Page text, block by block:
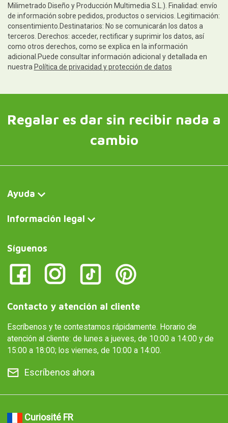
Milimetrado Diseño y Producción Multimedia S.L.). Finalidad: envío
de información sobre pedidos, productos o servicios. Legitimación:
consentimiento.Destinatarios: No se comunicarán los datos a
terceros. Derechos: acceder, rectificar y suprimir los datos, así
como otros derechos, como se explica en la información
adicional.Puede consultar información adicional y detallada en
nuestra Política de privacidad y protección de datos
Regalar es dar sin recibir nada a
cambio
Ayuda
Información legal
Síguenos
Contacto y atención al cliente
Escríbenos y te contestamos rápidamente. Horario de
atención al cliente: de lunes a jueves, de 10:00 a 14:00 y de
15:00 a 18:00; los viernes, de 10:00 a 14:00.
Escríbenos ahora
Curiosité FR